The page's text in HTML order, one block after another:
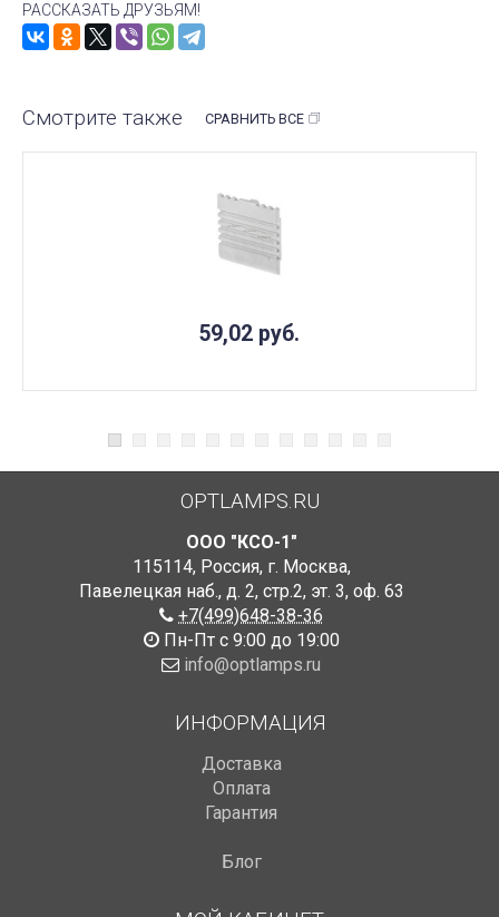
РАССКАЗАТЬ ДРУЗЬЯМ!
Смотрите также СРАВНИТЬ ВСЕ
59,02 руб.
OPTLAMPS.RU
ООО "КСО-1"
115114, Россия, г. Москва,
Павелецкая наб., д. 2, стр.2, эт. 3, оф. 63
+7(499)648-38-36
Пн-Пт с 9:00 до 19:00
info@optlamps.ru
ИНФОРМАЦИЯ
Доставка
Оплата
Гарантия
Блог